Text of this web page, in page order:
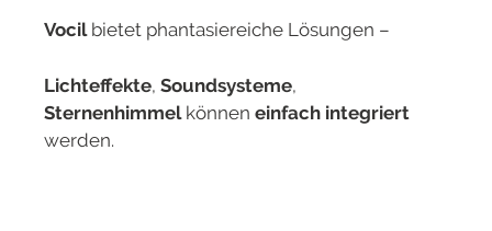
Vocilbietet phantasiereiche Lösungen –
Lichteffekte, Soundsysteme,
Sternenhimmelkönnen einfach integriert
werden.